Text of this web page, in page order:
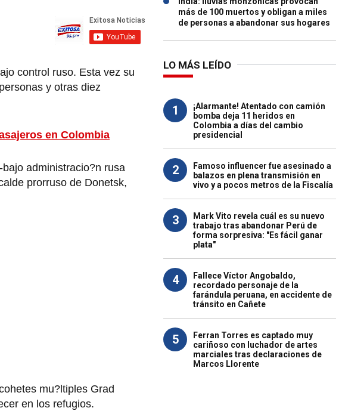
control ruso. Esta vez su
y otras diez
en Colombia
administracio?n rusa
prorruso de Donetsk,
mu?ltiples Grad
en los refugios.
más de 100 muertos y obligan a miles
de personas a abandonar sus hogares
LO MÁS LEÍDO
1
¡Alarmante! Atentado con camión
bomba deja 11 heridos en
Colombia a días del cambio
presidencial
2
Famoso influencer fue asesinado a
balazos en plena transmisión en
vivo y a pocos metros de la Fiscalía
3
Mark Vito revela cuál es su nuevo
trabajo tras abandonar Perú de
forma sorpresiva: "Es fácil ganar
plata"
4
Fallece Víctor Angobaldo,
recordado personaje de la
farándula peruana, en accidente de
tránsito en Cañete
5
Ferran Torres es captado muy
cariñoso con luchador de artes
marciales tras declaraciones de
Marcos Llorente